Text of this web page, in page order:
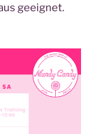
geeignet.